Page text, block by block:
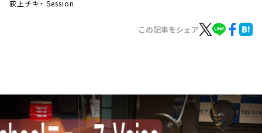
イベント・グッズ
YouTube
会社情報
荻上チキ・ Session
この記事をシェア